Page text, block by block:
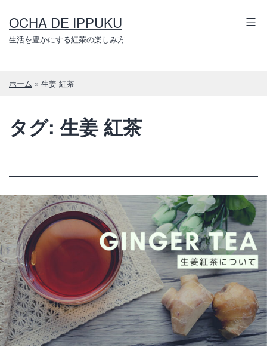
OCHA DE IPPUKU
生活を豊かにする紅茶の楽しみ方
ホーム » 生姜 紅茶
タグ:生姜 紅茶